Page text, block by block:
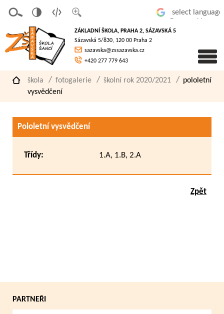
písmo
á
verze
pro
slaboz
raké
ZÁKLADNÍ ŠKOLA, PRAHA 2, SÁZAVSKÁ 5
Sázavská 5/830, 120 00 Praha 2
sazavska@zssazavska.cz
+420 277 779 643
škola fotogalerie školní rok 2020/2021
pololetní
vysvědčení
Pololetní vysvědčení
Třídy: 1.A, 1.B, 2.A
Zpět
PARTNEŘI